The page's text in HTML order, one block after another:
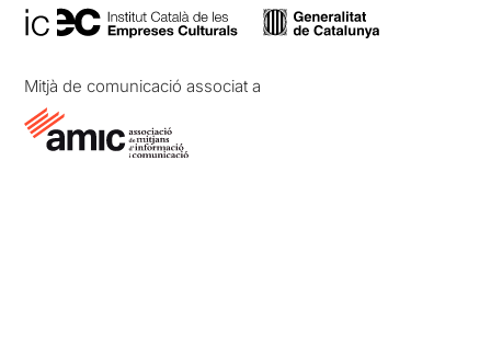
Mitjà de comunicació associat a